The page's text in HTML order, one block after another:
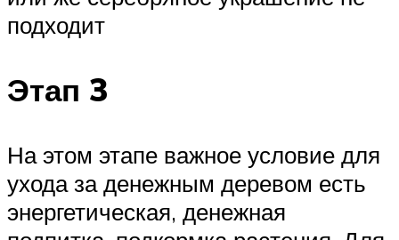
подходит
Этап 3
На этом этапе важное условие для
ухода за денежным деревом есть
энергетическая, денежная